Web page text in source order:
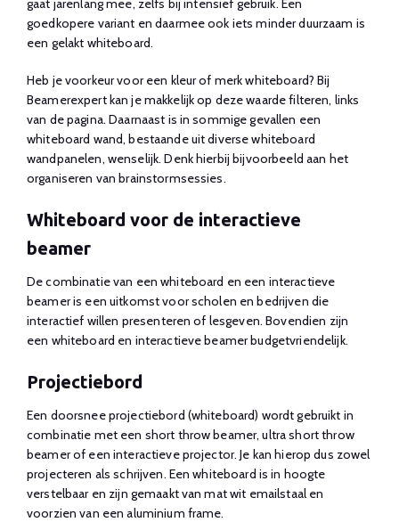
gaat jarenlang mee, zelfs bij intensief gebruik. Een
goedkopere variant en daarmee ook iets minder duurzaam is
een gelakt whiteboard.
Heb je voorkeur voor een kleur of merk whiteboard? Bij
Beamerexpert kan je makkelijk op deze waarde filteren, links
van de pagina. Daarnaast is in sommige gevallen een
whiteboard wand, bestaande uit diverse whiteboard
wandpanelen, wenselijk. Denk hierbij bijvoorbeeld aan het
organiseren van brainstormsessies.
Whiteboard voor de interactieve
beamer
De combinatie van een whiteboard en een interactieve
beamer is een uitkomst voor scholen en bedrijven die
interactief willen presenteren of lesgeven. Bovendien zijn
een whiteboard en interactieve beamer budgetvriendelijk.
Projectiebord
Een doorsnee projectiebord (whiteboard) wordt gebruikt in
combinatie met een short throw beamer, ultra short throw
beamer of een interactieve projector. Je kan hierop dus zowel
projecteren als schrijven. Een whiteboard is in hoogte
verstelbaar en zijn gemaakt van mat wit emailstaal en
voorzien van een aluminium frame.